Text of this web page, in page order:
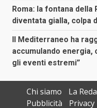
Roma: la fontana della
diventata gialla, colpa
Il Mediterraneo ha
accumulando energia,
gli eventi estremi”
Chi siamo
La
Pubblicità